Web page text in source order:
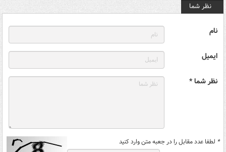
نظر شما
نام
ایمیل
نظر شما *
* لطفا عدد مقابل را در جعبه متن وارد کنید